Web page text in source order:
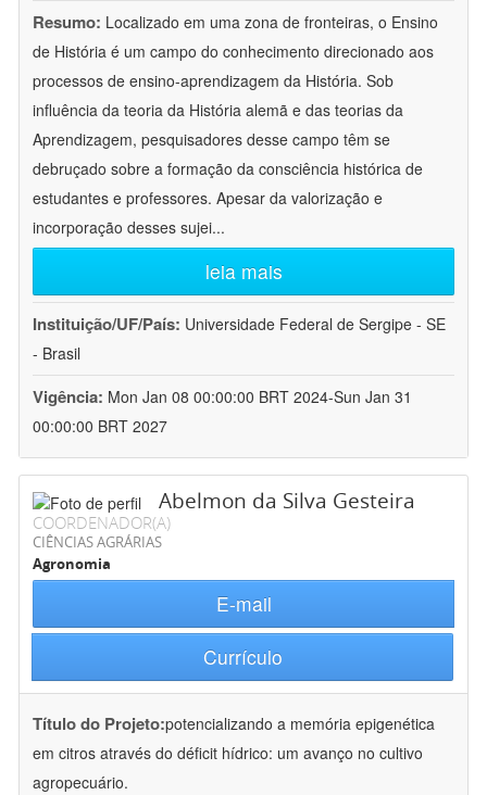
Resumo: Localizado em uma zona de fronteiras, o Ensino
de História é um campo do conhecimento direcionado aos
processos de ensino-aprendizagem da História. Sob
influência da teoria da História alemã e das teorias da
Aprendizagem, pesquisadores desse campo têm se
debruçado sobre a formação da consciência histórica de
estudantes e professores. Apesar da valorização e
incorporação desses sujei...
leia mais
Instituição/UF/País: Universidade Federal de Sergipe - SE
- Brasil
Vigência: Mon Jan 08 00:00:00 BRT 2024-Sun Jan 31
00:00:00 BRT 2027
Abelmon da Silva Gesteira
COORDENADOR(A)
CIÊNCIAS AGRÁRIAS
Agronomia
E-mail
Currículo
Título do Projeto:potencializando a memória epigenética
em citros através do déficit hídrico: um avanço no cultivo
agropecuário.